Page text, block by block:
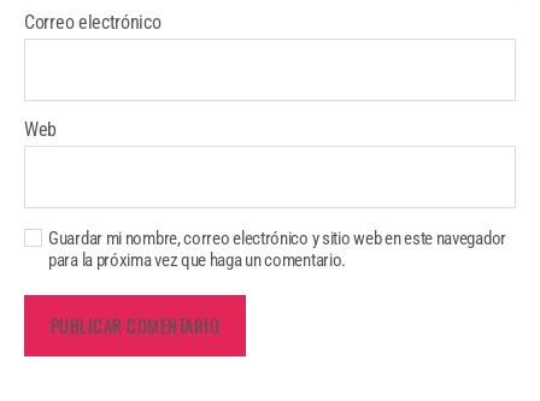
Correo electrónico
Web
Guardar mi nombre, correo electrónico y sitio web en este navegador
para la próxima vez que haga un comentario.